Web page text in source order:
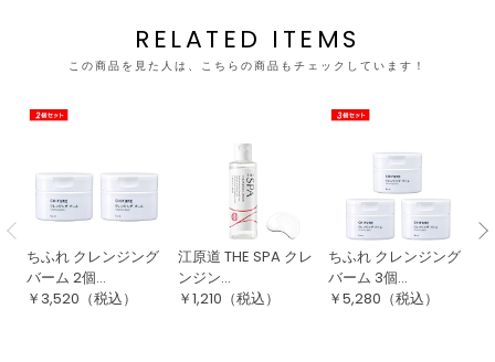
RELATED ITEMS
この商品を見た人は、こちらの商品もチェックしています！
ちふれ クレンジング
バーム 2個...
￥ 3,520 （税込）
江原道 THE SPA クレ
ンジン...
￥1,210 （税込）
ちふれ クレンジング
バーム 3個...
￥5,280 （税込）